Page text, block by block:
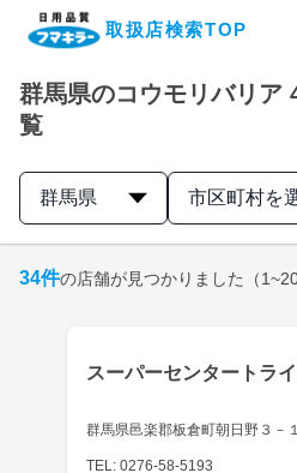
取扱店検索TOP
企業・IR情報サイト
製品情報サイト
取扱店検索はこちら
群馬県のコウモリバリア
覧
群馬県 市区町村を
34件の店舗が見つかりました （
スーパーセンタートラ
群馬県邑楽郡板倉町朝日野３－
TEL: 0276-58-5193